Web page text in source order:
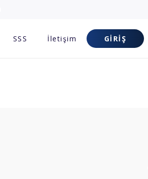
SSS İletişim GIRIŞ